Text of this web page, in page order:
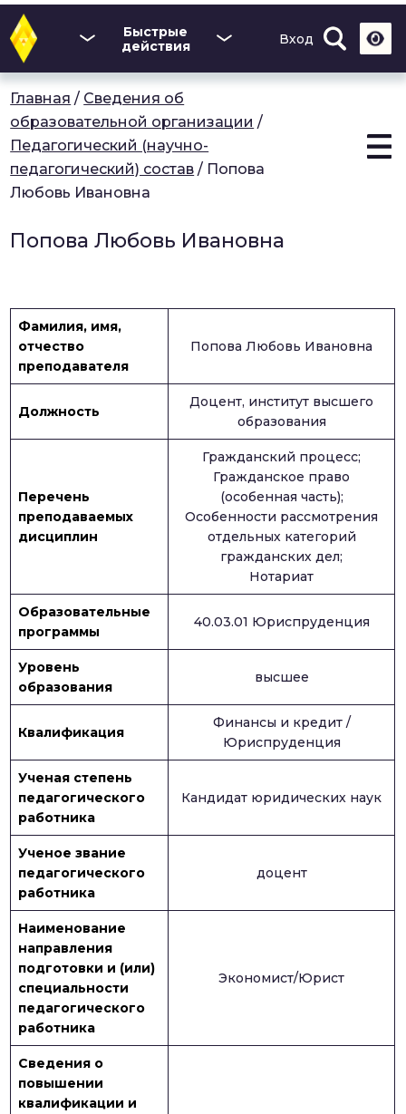
Перейти
основному
содержанию
Быстрые
действия
Вход
Главная / Сведения об
образовательной организации /
Педагогический (научно-
педагогический) состав / Попова
Любовь Ивановна
Попова Любовь Ивановна
Фамилия, имя,
отчество
преподавателя
Попова Любовь Ивановна
Должность
Доцент, институт высшего
образования
Перечень
преподаваемых
дисциплин
Гражданский процесс;
Гражданское право
(особенная часть);
Особенности рассмотрения
отдельных категорий
гражданских дел;
Нотариат
Образовательные
программы
40.03.01 Юриспруденция
Уровень
образования
высшее
Квалификация
Финансы и кредит /
Юриспруденция
Ученая степень
педагогического
работника
Кандидат юридических наук
Ученое звание
педагогического
работника
доцент
Наименование
направления
подготовки и (или)
специальности
педагогического
работника
Экономист/Юрист
Сведения о
повышении
квалификации и